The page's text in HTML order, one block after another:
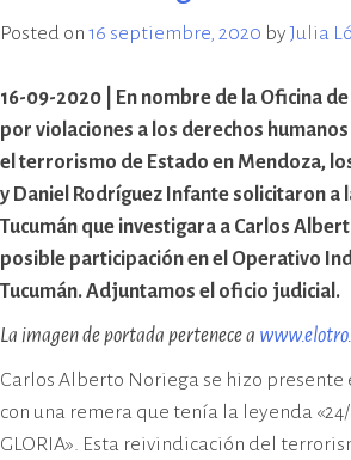
pertenecieron al Departamento
de Informaciones de la Policía de
a la represión política ilegal, antes
y durante la última dictadura
cívico-militar. El lugar fue sede del
Centro Clandestino de Detención,
Tortura y Extermino más
importante del Gran Mendoza.
Posted on 16 septiembre, 2020 byJulia
16-09-2020 | En nombre de la Oficina
por violaciones a los derechos
el terrorismo de Estado en Mendoza,
y Daniel Rodríguez Infante solicitaron a
Tucumán que investigara a Carlos
posible participación en el Operativo
Tucumán. Adjuntamos el oficio judicial.
La imagen de portada pertenece a
Carlos Alberto Noriega se hizo presente
con una remera que tenía la leyenda
GLORIA». Esta reivindicación del